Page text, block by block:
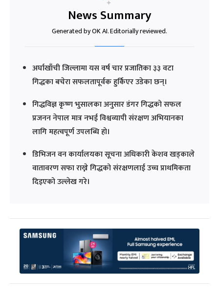
News Summary
Generated by OK AI. Editorially reviewed.
अर्घाखाँची जिल्लामा यस वर्ष चार प्रजातिका ३३ वटा
गिद्धका बचेरा सफलतापूर्वक हुर्किएर उडेका छन्।
गिद्धविज्ञ कृष्ण भुसालका अनुसार डंगर गिद्धको सफल
प्रजनन नेपाल मात्र नभई विश्वव्यापी संरक्षण अभियानका
लागि महत्वपूर्ण उपलब्धि हो।
डिभिजन वन कार्यालयका सूचना अधिकारी केशव खड्काले
वातावरण सफा राख्ने गिद्धको संरक्षणलाई उच्च प्राथमिकता
दिइएको उल्लेख गरे।